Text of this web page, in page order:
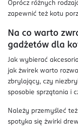
Oprócz różnych
zapewnić też kotu
Na co warto
gadżetów dla
Jak wybierać
jak żwirek warto
zbrylający, czy
sposobie sprzątania i
Należy przemyśleć
spotyka się żwirki